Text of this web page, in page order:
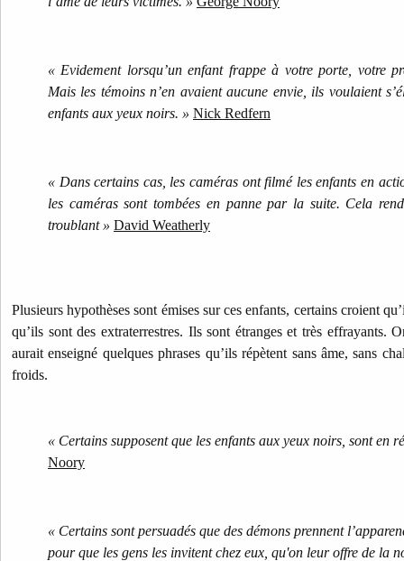
« Evidement lorsqu’un enfant frappe à votre porte, votre
Mais les témoins n’en avaient aucune envie, ils voulaient
enfants aux yeux noirs. » Nick Redfern
« Dans certains cas, les caméras ont filmé les enfants en
les caméras sont tombées en panne par la suite. Cela
troublant » David Weatherly
Plusieurs hypothèses sont émises sur ces enfants, certains croient
qu’ils sont des extraterrestres. Ils sont étranges et très effrayants.
aurait enseigné quelques phrases qu’ils répètent sans âme, sans
froids.
« Certains supposent que les enfants aux yeux noirs, sont en
Noory
« Certains sont persuadés que des démons prennent
pour que les gens les invitent chez eux, qu'on leur offre de la